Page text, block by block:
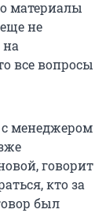
материалы
не
на
все вопросы
менеджером
говорит
кто за
был